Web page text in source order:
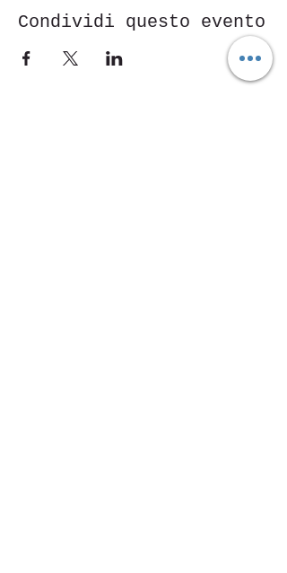
Condividi questo evento